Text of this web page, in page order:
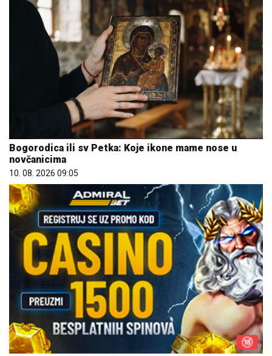
Bogorodica ili sv Petka: Koje ikone mame nose u
novčanicima
10. 08. 2026 09:05